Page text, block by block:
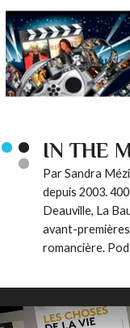
IN THE
Par Sandra
depuis 2003.
Deauville, La
avant-
romancière.